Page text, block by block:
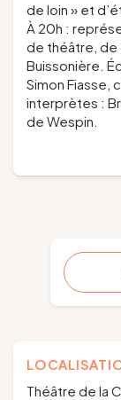
de loin » et
À 20h :
de théâtre, de
Buissonière.
Simon Fiasse,
interprètes :
de Wespin.
Théâtre de la